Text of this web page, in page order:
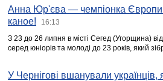
Анна Юр'єва — чемпіонка Європи
каное!
16:13
З 23 до 26 липня в місті Сегед (Угорщина)
серед юніорів та молоді до 23 років, який
У Чернігові вшанували українців,